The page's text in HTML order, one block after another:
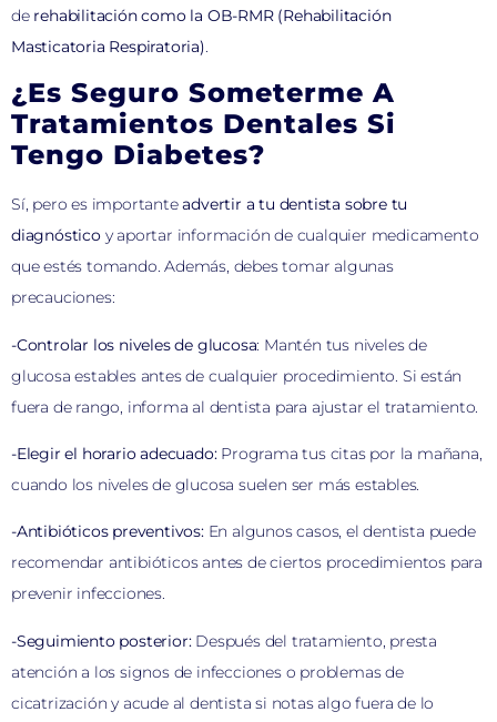
de rehabilitación como la OB-RMR (Rehabilitación
Masticatoria Respiratoria).
¿Es Seguro Someterme A
Tratamientos Dentales Si
Tengo Diabetes?
Sí, pero es importanteadvertir a tu dentista sobre tu
diagnósticoy aportar información de cualquier medicamento
que estés tomando. Además, debes tomar algunas
precauciones:
-Controlar los niveles de glucosa: Mantén tus niveles de
glucosa estables antes de cualquier procedimiento. Si están
fuera de rango, informa al dentista para ajustar el tratamiento.
-Elegir el horario adecuado:Programa tus citas por la mañana,
cuando los niveles de glucosa suelen ser más estables.
-Antibióticos preventivos:En algunos casos, el dentista puede
recomendar antibióticos antes de ciertos procedimientos para
prevenir infecciones.
-Seguimiento posterior:Después del tratamiento, presta
atención a los signos de infecciones o problemas de
cicatrización y acude al dentista si notas algo fuera de lo